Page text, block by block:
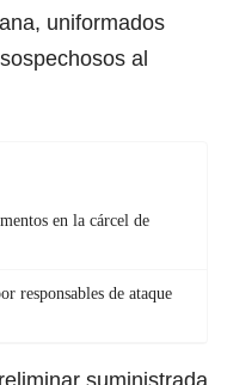
uniformados
al
en la cárcel de
responsables de ataque
suministrada